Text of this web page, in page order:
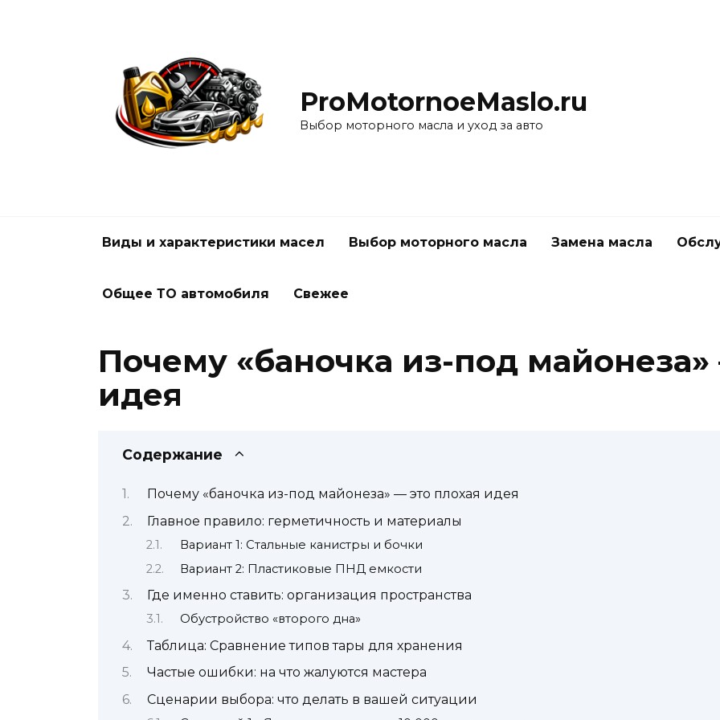
ProMotornoeMaslo.ru
Выбор моторного масла и уход за авто
Виды и характеристики масел Выбор моторного масла Замена масла
Общее ТО автомобиля Свежее
Почему «баночка из-под майонеза»
идея
Содержание
Почему «баночка из-под майонеза» — это плохая идея
Главное правило: герметичность и материалы
Вариант 1: Стальные канистры и бочки
Вариант 2: Пластиковые ПНД емкости
Где именно ставить: организация пространства
Обустройство «второго дна»
Таблица: Сравнение типов тары для хранения
Частые ошибки: на что жалуются мастера
Сценарии выбора: что делать в вашей ситуации